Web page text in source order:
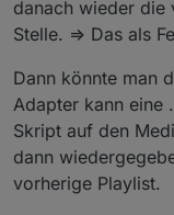
danach wieder die
Stelle. => Das als
Dann könnte man
Adapter kann eine
Skript auf den
dann
vorherige Playlist.